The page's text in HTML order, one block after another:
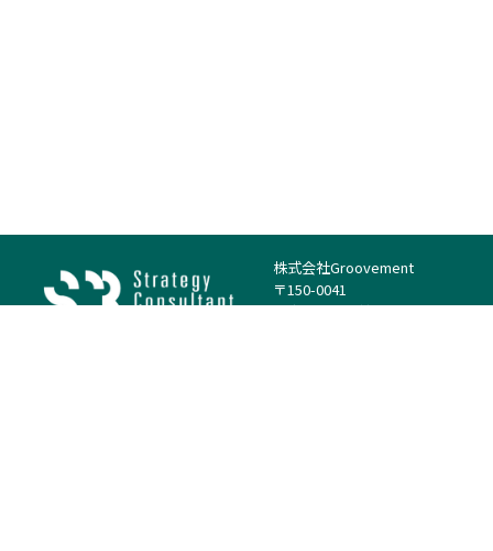
株式会社Groovement
〒150-0041
東京都渋谷区神南1丁目23−14